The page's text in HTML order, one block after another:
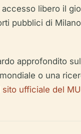
libero il
pubblici di
approfondito
o una
sito ufficiale del